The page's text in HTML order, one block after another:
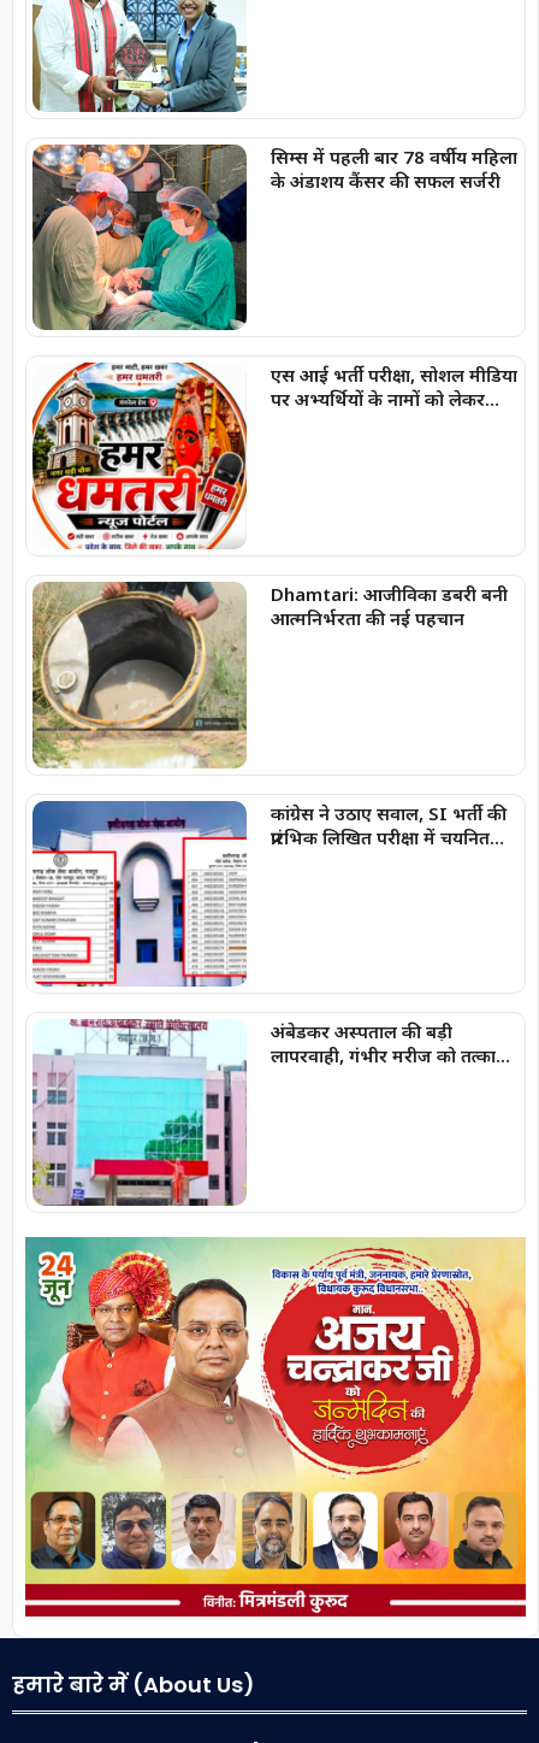
सिम्स में पहली बार 78 वर्षीय महिला
के अंडाशय कैंसर की सफल सर्जरी
एस आई भर्ती परीक्षा, सोशल मीडिया
पर अभ्यर्थियों के नामों को लेकर
Dhamtari: आजीविका डबरी बनी
आत्मनिर्भरता की नई पहचान
कांग्रेस ने उठाए सवाल, SI भर्ती की
प्रारंभिक लिखित परीक्षा में चयनित
अंबेडकर अस्पताल की बड़ी
लापरवाही, गंभीर मरीज को तत्काल
हमारे बारे में (About Us)